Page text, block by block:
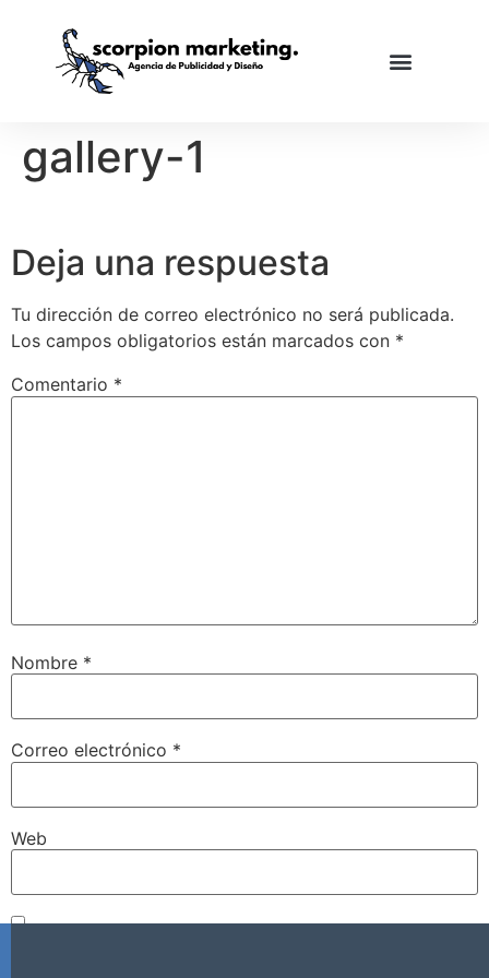
gallery-1
Deja una respuesta
Tu dirección de correo electrónico no será publicada.
Los campos obligatorios están marcados con *
Comentario *
Nombre *
Correo electrónico *
Web